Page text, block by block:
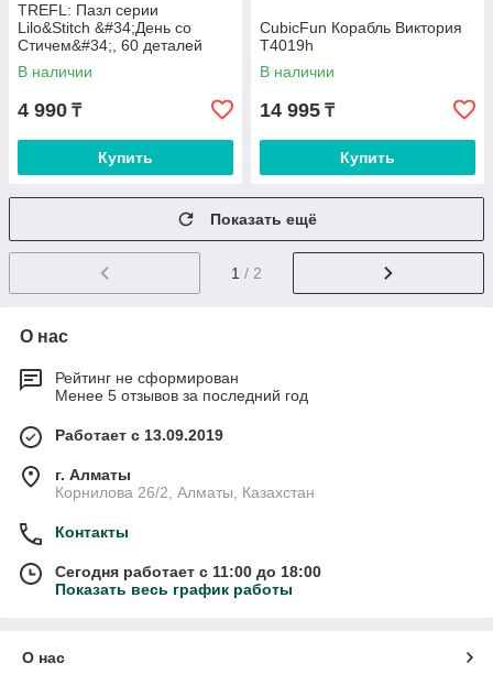
TREFL: Пазл серии
Lilo&Stitch &#34;День со
Стичем&#34;, 60 деталей
В наличии
4 990 ₸
Купить
CubicFun Корабль Виктория
T4019h
В наличии
14 995 ₸
Купить
Показать ещё
1 / 2
О нас
Рейтинг не сформирован
Менее 5 отзывов за последний год
Работает с 13.09.2019
г. Алматы
Корнилова 26/2, Алматы, Казахстан
Контакты
Сегодня работает с 11:00 до 18:00
Показать весь график работы
О нас